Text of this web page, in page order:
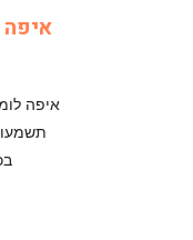
איפה
תשמעו